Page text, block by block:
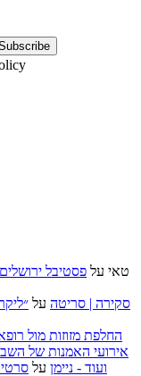
טאי על
״בוסית בהפרעה״ (I Want Your Sex), סקירה | סריטה על
אירועי האמנות של
ועוד - ניימן על